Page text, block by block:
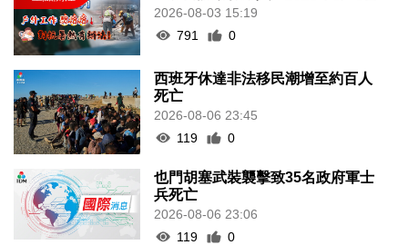
2026-08-03 15:19
791
0
西班牙休達非法移民潮增至約百人
死亡
2026-08-06 23:45
119
0
也門胡塞武裝襲擊致35名政府軍士
兵死亡
2026-08-06 23:06
119
0